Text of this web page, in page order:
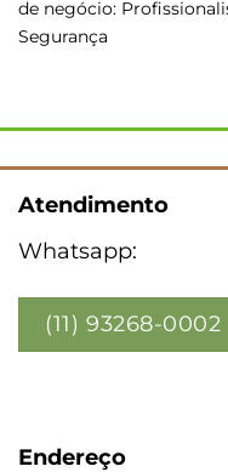
de negócio:
Segurança
Atendimento
Whatsapp:
(11) 93268-0002
Endereço